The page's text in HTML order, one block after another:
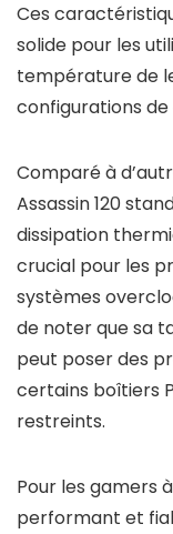
Ces
solide pour les
température de
configurations
Comparé à
Assassin 120
dissipation
crucial pour les
systèmes
de noter que sa
peut poser des
certains boîtiers
restreints.
Pour les gamers
performant et